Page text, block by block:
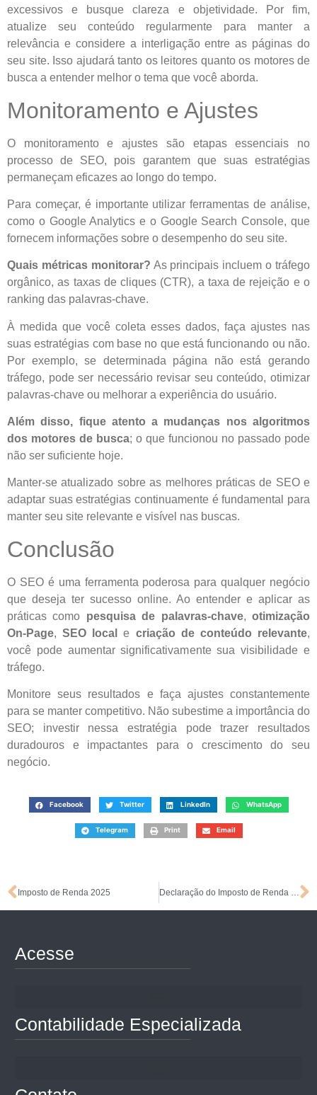
excessivos e busque clareza e objetividade. Por fim,
atualize seu conteúdo regularmente para manter a
relevância e considere a interligação entre as páginas do
seu site. Isso ajudará tanto os leitores quanto os motores de
busca a entender melhor o tema que você aborda.
Monitoramento e Ajustes
O monitoramento e ajustes são etapas essenciais no
processo de SEO, pois garantem que suas estratégias
permaneçam eficazes ao longo do tempo.
Para começar, é importante utilizar ferramentas de análise,
como o Google Analytics e o Google Search Console, que
fornecem informações sobre o desempenho do seu site.
Quais métricas monitorar? As principais incluem o tráfego
orgânico, as taxas de cliques (CTR), a taxa de rejeição e o
ranking das palavras-chave.
À medida que você coleta esses dados, faça ajustes nas
suas estratégias com base no que está funcionando ou não.
Por exemplo, se determinada página não está gerando
tráfego, pode ser necessário revisar seu conteúdo, otimizar
palavras-chave ou melhorar a experiência do usuário.
Além disso, fique atento a mudanças nos algoritmos
dos motores de busca; o que funcionou no passado pode
não ser suficiente hoje.
Manter-se atualizado sobre as melhores práticas de SEO e
adaptar suas estratégias continuamente é fundamental para
manter seu site relevante e visível nas buscas.
Conclusão
O SEO é uma ferramenta poderosa para qualquer negócio
que deseja ter sucesso online. Ao entender e aplicar as
práticas como pesquisa de palavras-chave,otimização
On-Page,SEO local e criação de conteúdo relevante,
você pode aumentar significativamente sua visibilidade e
tráfego.
Monitore seus resultados e faça ajustes constantemente
para se manter competitivo. Não subestime a importância do
SEO; investir nessa estratégia pode trazer resultados
duradouros e impactantes para o crescimento do seu
negócio.
Facebook Twitter LinkedIn WhatsApp
Telegram Print Email
Imposto de Renda 2025 Declaração do Imposto de Renda – Dicas Importantes
Acesse
Contabilidade Especializada